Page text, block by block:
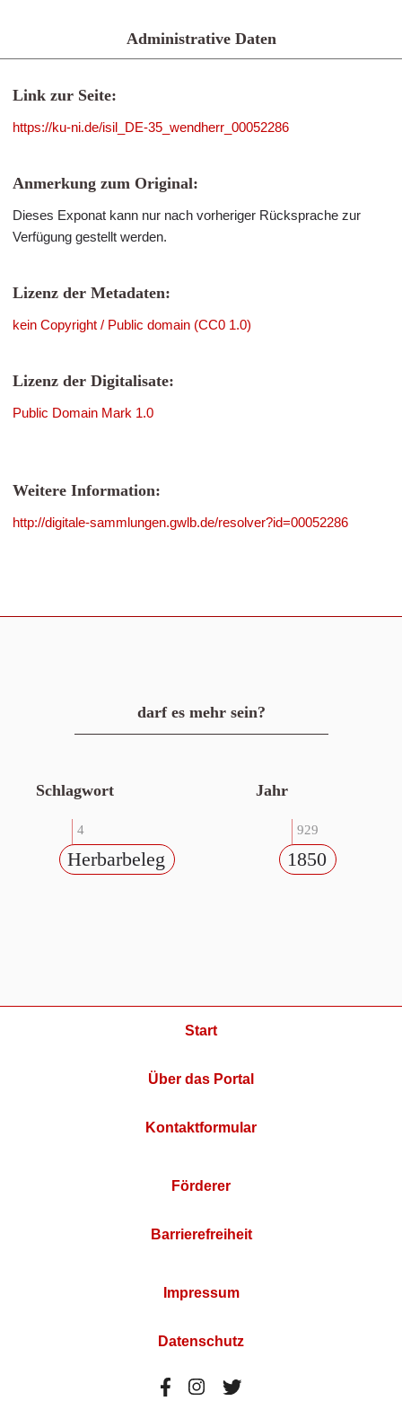
Administrative Daten
Link zur Seite:
https://ku-ni.de/isil_DE-35_wendherr_00052286
Anmerkung zum Original:
Dieses Exponat kann nur nach vorheriger Rücksprache zur
Verfügung gestellt werden.
Lizenz der Metadaten:
kein Copyright / Public domain (CC0 1.0)
Lizenz der Digitalisate:
Public Domain Mark 1.0
Weitere Information:
http://digitale-sammlungen.gwlb.de/resolver?id=00052286
darf es mehr sein?
Schlagwort
4
Herbarbeleg
Jahr
929
1850
Start
Über das Portal
Kontaktformular
Förderer
Barrierefreiheit
Impressum
Datenschutz